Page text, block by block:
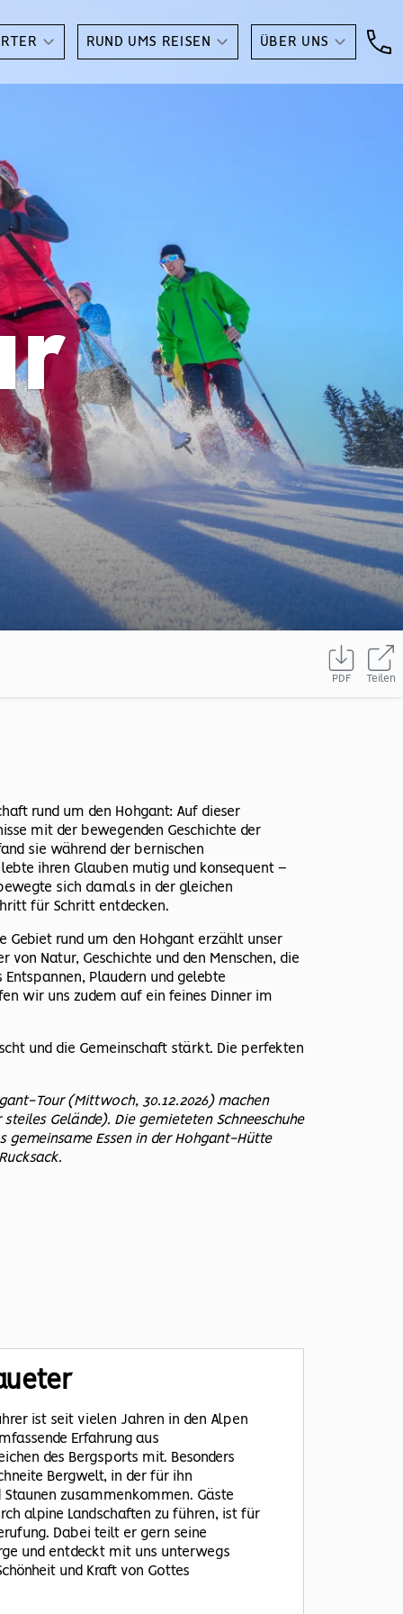
RUND UMS REISEN ÜBER UNS
PDF Teilen
rund um den Hohgant: Auf dieser
mit der bewegenden Geschichte der
sie während der bernischen
ihren Glauben mutig und konsequent –
sich damals in der gleichen
für Schritt entdecken.
Gebiet rund um den Hohgant erzählt unser
Natur, Geschichte und den Menschen, die
Plaudern und gelebte
wir uns zudem auf ein feines Dinner im
und die Gemeinschaft stärkt. Die perfekten
Tour (Mittwoch, 30.12.2026) machen
Gelände). Die gemieteten Schneeschuhe
gemeinsame Essen in der Hohgant-Hütte
ist seit vielen Jahren in den Alpen
Erfahrung aus
des Bergsports mit. Besonders
Bergwelt, in der für ihn
zusammenkommen. Gäste
alpine Landschaften zu führen, ist für
Dabei teilt er gern seine
und entdeckt mit uns unterwegs
und Kraft von Gottes